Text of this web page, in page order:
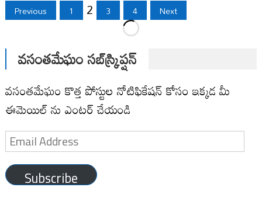
Posts
pagination
Previous 1 2 3 4 Next
వసంతమేఘం సబ్‌స్క్రిప్షన్
వసంతమేఘం కొత్త పోస్టుల నోటిఫికేషన్ కోసం ఇక్కడ మీ
ఈమెయిల్ ను ఎంటర్ చేయండి
Email
Address
Subscribe